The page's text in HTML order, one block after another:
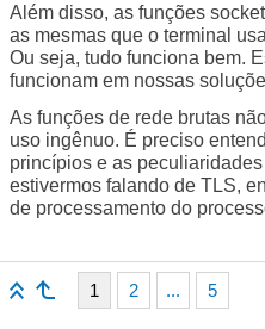
Além disso, as funções
as mesmas que o terminal
Ou seja, tudo funciona bem.
funcionam em nossas
As funções de rede brutas
uso ingênuo. É preciso
princípios e as
estivermos falando de TLS,
de processamento do
1 2 ... 5